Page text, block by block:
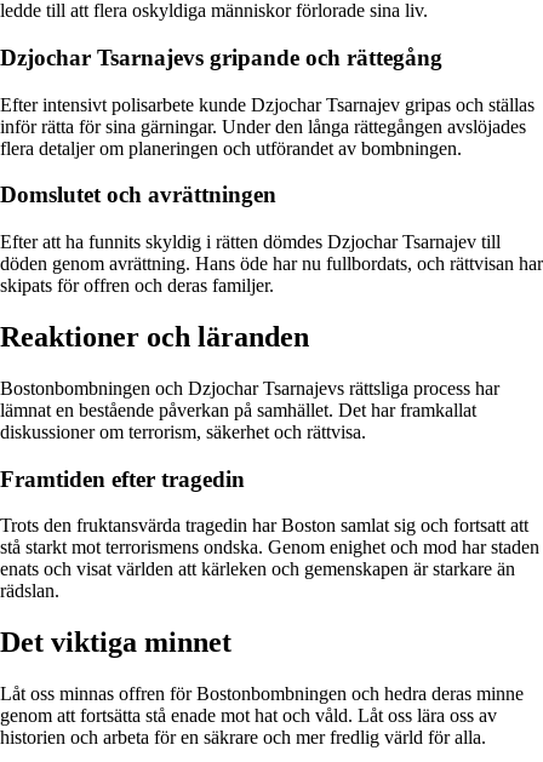
ledde till att flera oskyldiga människor förlorade sina liv.
Dzjochar Tsarnajevs gripande och rättegång
Efter intensivt polisarbete kunde Dzjochar Tsarnajev gripas och ställas
inför rätta för sina gärningar. Under den långa rättegången avslöjades
flera detaljer om planeringen och utförandet av bombningen.
Domslutet och avrättningen
Efter att ha funnits skyldig i rätten dömdes Dzjochar Tsarnajev till
döden genom avrättning. Hans öde har nu fullbordats, och rättvisan har
skipats för offren och deras familjer.
Reaktioner och läranden
Bostonbombningen och Dzjochar Tsarnajevs rättsliga process har
lämnat en bestående påverkan på samhället. Det har framkallat
diskussioner om terrorism, säkerhet och rättvisa.
Framtiden efter tragedin
Trots den fruktansvärda tragedin har Boston samlat sig och fortsatt att
stå starkt mot terrorismens ondska. Genom enighet och mod har staden
enats och visat världen att kärleken och gemenskapen är starkare än
rädslan.
Det viktiga minnet
Låt oss minnas offren för Bostonbombningen och hedra deras minne
genom att fortsätta stå enade mot hat och våld. Låt oss lära oss av
historien och arbeta för en säkrare och mer fredlig värld för alla.